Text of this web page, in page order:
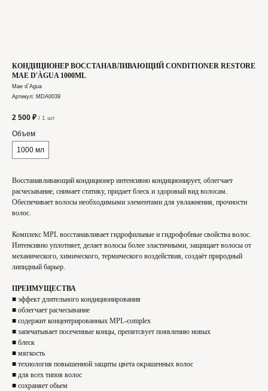
КОНДИЦИОНЕР ВОССТАНАВЛИВАЮЩИЙ CONDITIONER RESTORE
MAE D'ÀGUA 1000ML
Mae d`Agua
Артикул: MDA0039
2 500 ₽ / 1 шт
Объем
1000 мл
Восстанавливающий кондиционер интенсивно кондиционирует, облегчает
расчесывание, снимает статику, придает блеск и здоровый вид волосам.
Обеспечивает волосы необходимыми элементами для увлажнения, прочности
волос.
Комплекс MPL восстанавливает гидрофильные и гидрофобные свойства волос.
Интенсивно уплотняет, делает волосы более эластичными, защищает волосы от
механического, химического, термического воздействия, создаёт природный
липидный барьер.
ПРЕИМУЩЕСТВА
■ эффект длительного кондиционирования
■ облегчает расчесывание
■ содержит концентрированных MPL-complex
■ запечатывает посеченные концы, препятсвует появлению новых
■ блеск
■ мягкость
■ технология повышенной защиты цвета окрашенных волос
■ для всех типов волос
■ сохраняет обьем